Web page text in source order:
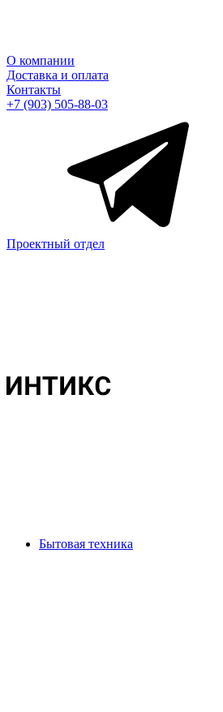
О компании
Доставка и оплата
Контакты
+7 (903) 505-88-03
Проектный отдел
Бытовая техника